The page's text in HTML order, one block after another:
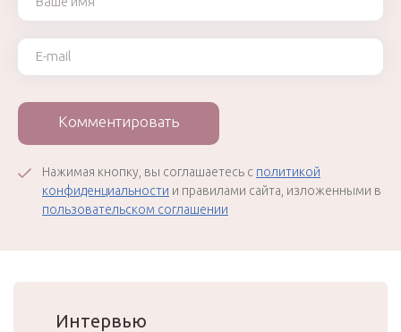
Ваш e-mail
Комментировать
Нажимая кнопку, вы соглашаетесь с политикой
конфиденциальности и правилами сайта, изложенными в
пользовательском соглашении
Интервью